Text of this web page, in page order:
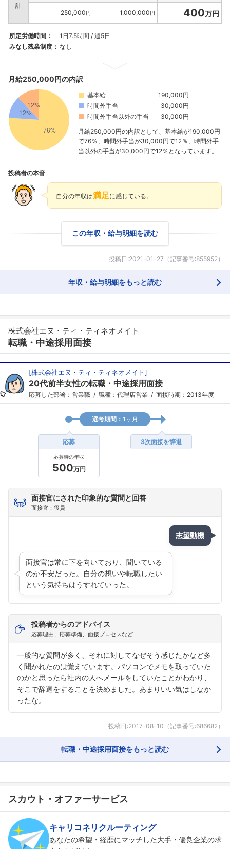
フォローしました
計
250,000円 1,000,000円 400万円
所定労働時間：
1日7.5時間 / 週5日
みなし残業制度： なし
月給250,000円の内訳
基本給
190,000円
時間外手当
30,000円
時間外手当以外の手当
30,000円
月給250,000円の内訳として、基本給が190,000円
で76％、時間外手当が30,000円で12％、時間外手
当以外の手当が30,000円で12％となっています。
投稿者の本音
自分の年収は満足 に感じている。
この年収・給与明細を読む
投稿日:2021-01-27 （記事番号:855952）
年収・給与明細をもっと読む
株式会社エヌ・ティ・ティネオメイト
転職・中途採用面接
[株式会社エヌ・ティ・ティネオメイト]
20代前半女性の転職・中途採用面接
応募した部署：営業職 職種：代理店営業 面接時期：2013年度
選考期間： 1ヶ月
応募
応募時の年収
500万円
3次面接を辞退
面接官にされた印象的な質問と回答
面接官：役員
志望動機
面接官は常に下を向いており、聞いている
のか不安だった。自分の想いや転職したい
という気持ちはうすれていった。
投稿者からのアドバイス
応募理由、応募準備、面接プロセスなど
一般的な質問が多く、それに対してなぜそう感じたかなど多
く聞かれたのは覚えています。パソコンでメモを取っていた
のかと思ったら社内の人へメールをしていたことがわかり、
そこで辞退をすることを決めました。あまりいい気はしなか
ったな。
投稿日:2017-08-10 （記事番号:686682）
転職・中途採用面接をもっと読む
スカウト・オファーサービス
キャリコネリクルーティング
あなたの希望・経歴にマッチした大手・優良企業の求